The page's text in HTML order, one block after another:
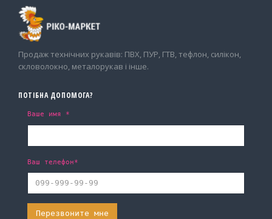
Продаж технічних рукавів: ПВХ, ПУР, ГТВ, тефлон, силікон,
скловолокно, металорукав і інше.
ПОТІБНА ДОПОМОГА?
Ваше имя *
Ваш телефон*